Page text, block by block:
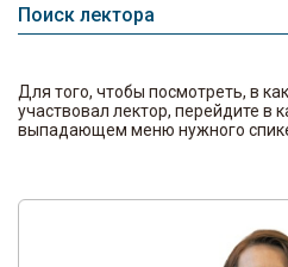
Для того, чтобы посмотреть, в
участвовал лектор, перейдите в
выпадающем меню нужного